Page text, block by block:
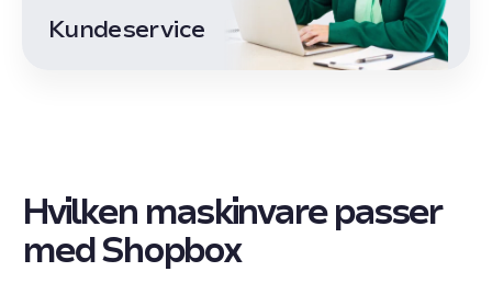
Kundeservice
Hvilken maskinvare passer
med Shopbox